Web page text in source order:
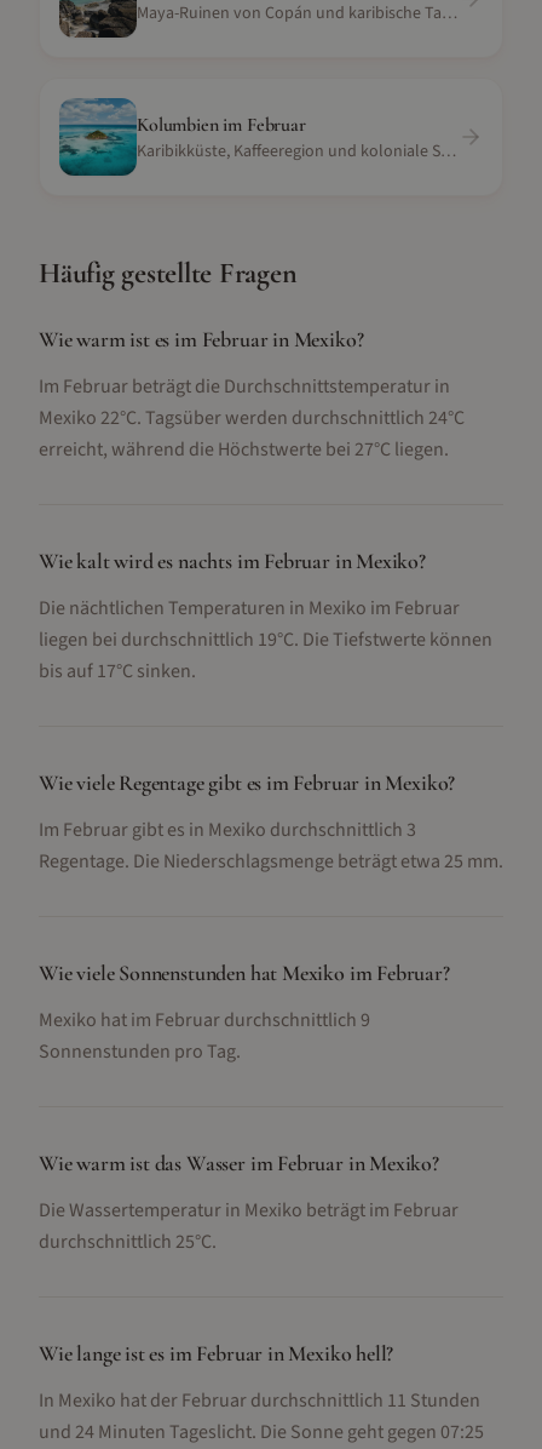
Maya-Ruinen von Copán und karibische Tauchparadiese
Kolumbienim Februar
Karibikküste, Kaffeeregion und koloniale Städte
Häufig gestellte Fragen
Wie warm ist es im Februar in Mexiko?
Im Februar beträgt die Durchschnittstemperatur in
Mexiko 22°C. Tagsüber werden durchschnittlich 24°C
erreicht, während die Höchstwerte bei 27°C liegen.
Wie kalt wird es nachts im Februar in Mexiko?
Die nächtlichen Temperaturen in Mexiko im Februar
liegen bei durchschnittlich 19°C. Die Tiefstwerte können
bis auf 17°C sinken.
Wie viele Regentage gibt es im Februar in Mexiko?
Im Februar gibt es in Mexiko durchschnittlich 3
Regentage. Die Niederschlagsmenge beträgt etwa 25 mm.
Wie viele Sonnenstunden hat Mexiko im Februar?
Mexiko hat im Februar durchschnittlich 9
Sonnenstunden pro Tag.
Wie warm ist das Wasser im Februar in Mexiko?
Die Wassertemperatur in Mexiko beträgt im Februar
durchschnittlich 25°C.
Wie lange ist es im Februar in Mexiko hell?
In Mexiko hat der Februar durchschnittlich 11 Stunden
und 24 Minuten Tageslicht. Die Sonne geht gegen 07:25